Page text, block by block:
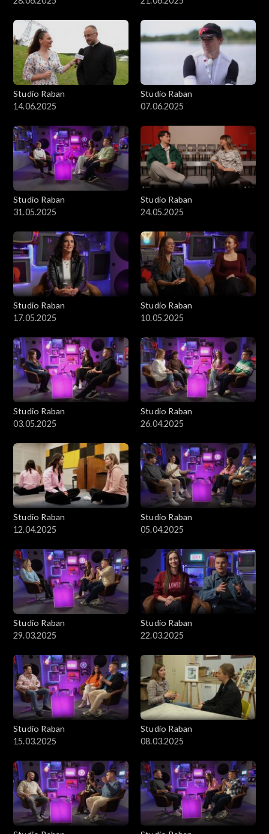
Studio Raban
14.06.2025
Studio Raban
07.06.2025
Studio Raban
31.05.2025
Studio Raban
24.05.2025
Studio Raban
17.05.2025
Studio Raban
10.05.2025
Studio Raban
03.05.2025
Studio Raban
26.04.2025
Studio Raban
12.04.2025
Studio Raban
05.04.2025
Studio Raban
29.03.2025
Studio Raban
22.03.2025
Studio Raban
15.03.2025
Studio Raban
08.03.2025